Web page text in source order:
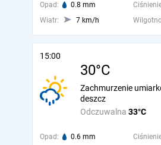
Opad: 0.8 mm
Wiatr:
7 km/h
15:00
30°C
Odczuwalna 33°C
Zachmurzenie
deszcz
Opad: 0.6 mm